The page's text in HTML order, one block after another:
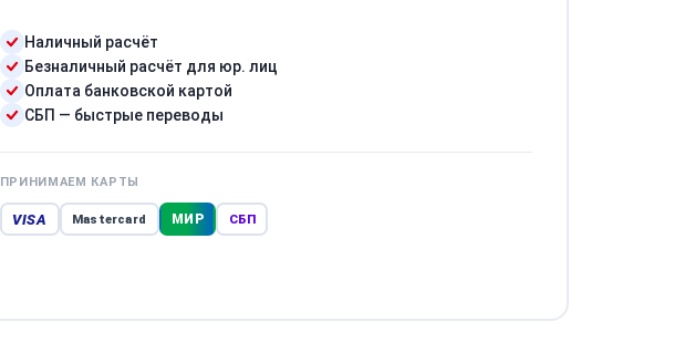
Наличный расчёт
Безналичный расчёт для юр. лиц
Оплата банковской картой
СБП — быстрые переводы
ПРИНИМАЕМ КАРТЫ
VISA Mastercard МИР СБП